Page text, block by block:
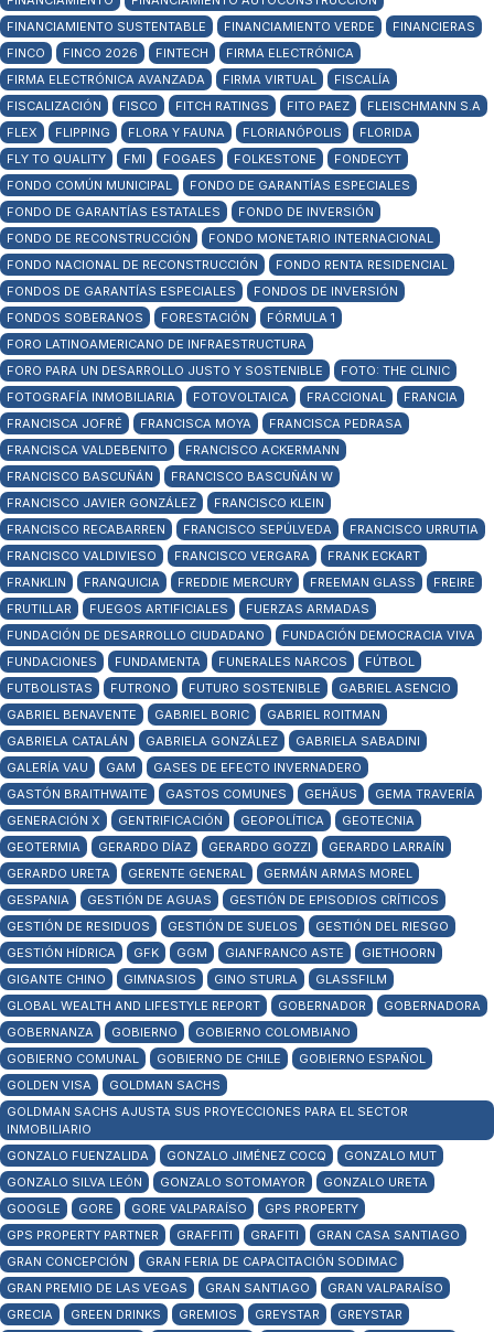
FINANCIAMIENTO SUSTENTABLE
FINANCIAMIENTO VERDE
FINANCIERAS
FINCO
FINCO 2026 FINTECH
FIRMA ELECTRÓNICA
FIRMA ELECTRÓNICA AVANZADA
FIRMA VIRTUAL
FISCALÍA
FISCALIZACIÓN
FISCO FITCH RATINGS FITO PAEZ
FLEISCHMANN S.A
FLEX
FLIPPING FLORA Y FAUNA FLORIANÓPOLIS
FLORIDA
FLY TO QUALITY
FMI FOGAES FOLKESTONE
FONDECYT
FONDO COMÚN MUNICIPAL
FONDO DE GARANTÍAS ESPECIALES
FONDO DE GARANTÍAS ESTATALES
FONDO DE INVERSIÓN
FONDO DE RECONSTRUCCIÓN
FONDO MONETARIO INTERNACIONAL
FONDO NACIONAL DE RECONSTRUCCIÓN
FONDO RENTA RESIDENCIAL
FONDOS DE GARANTÍAS ESPECIALES
FONDOS DE INVERSIÓN
FONDOS SOBERANOS
FORESTACIÓN
FÓRMULA 1
FORO LATINOAMERICANO DE INFRAESTRUCTURA
FORO PARA UN DESARROLLO JUSTO Y SOSTENIBLE
FOTO: THE CLINIC
FOTOGRAFÍA INMOBILIARIA
FOTOVOLTAICA FRACCIONAL
FRANCIA
FRANCISCA JOFRÉ
FRANCISCA MOYA
FRANCISCA PEDRASA
FRANCISCA VALDEBENITO
FRANCISCO ACKERMANN
FRANCISCO BASCUÑÁN
FRANCISCO BASCUÑÁN W
FRANCISCO JAVIER GONZÁLEZ
FRANCISCO KLEIN
FRANCISCO RECABARREN
FRANCISCO SEPÚLVEDA
FRANCISCO URRUTIA
FRANCISCO VALDIVIESO
FRANCISCO VERGARA
FRANK ECKART
FRANKLIN
FRANQUICIA FREDDIE MERCURY FREEMAN GLASS
FREIRE
FRUTILLAR
FUEGOS ARTIFICIALES
FUERZAS ARMADAS
FUNDACIÓN DE DESARROLLO CIUDADANO
FUNDACIÓN DEMOCRACIA VIVA
FUNDACIONES
FUNDAMENTA FUNERALES NARCOS
FÚTBOL
FUTBOLISTAS
FUTRONO FUTURO SOSTENIBLE
GABRIEL ASENCIO
GABRIEL BENAVENTE
GABRIEL BORIC
GABRIEL ROITMAN
GABRIELA CATALÁN
GABRIELA GONZÁLEZ
GABRIELA SABADINI
GALERÍA VAU
GAM
GASES DE EFECTO INVERNADERO
GASTÓN BRAITHWAITE
GASTOS COMUNES GEHÄUS
GEMA TRAVERÍA
GENERACIÓN X
GENTRIFICACIÓN GEOPOLÍTICA
GEOTECNIA
GEOTERMIA
GERARDO DÍAZ GERARDO GOZZI
GERARDO LARRAÍN
GERARDO URETA
GERENTE GENERAL
GERMÁN ARMAS MOREL
GESPANIA
GESTIÓN DE AGUAS
GESTIÓN DE EPISODIOS CRÍTICOS
GESTIÓN DE RESIDUOS
GESTIÓN DE SUELOS
GESTIÓN DEL RIESGO
GESTIÓN HÍDRICA
GFK GGM GIANFRANCO ASTE
GIETHOORN
GIGANTE CHINO
GIMNASIOS GINO STURLA
GLASSFILM
GLOBAL WEALTH AND LIFESTYLE REPORT
GOBERNADOR
GOBERNADORA
GOBERNANZA
GOBIERNO
GOBIERNO COLOMBIANO
GOBIERNO COMUNAL
GOBIERNO DE CHILE
GOBIERNO ESPAÑOL
GOLDEN VISA
GOLDMAN SACHS
GOLDMAN SACHS AJUSTA SUS PROYECCIONES PARA EL SECTOR
INMOBILIARIO
GONZALO FUENZALIDA
GONZALO JIMÉNEZ COCQ
GONZALO MUT
GONZALO SILVA LEÓN
GONZALO SOTOMAYOR
GONZALO URETA
GOOGLE
GORE GORE VALPARAÍSO
GPS PROPERTY
GPS PROPERTY PARTNER
GRAFFITI GRAFITI
GRAN CASA SANTIAGO
GRAN CONCEPCIÓN
GRAN FERIA DE CAPACITACIÓN SODIMAC
GRAN PREMIO DE LAS VEGAS
GRAN SANTIAGO
GRAN VALPARAÍSO
GRECIA
GREEN DRINKS GREMIOS GREYSTAR
GREYSTAR